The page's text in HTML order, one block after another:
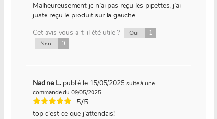
Malheureusement je n’ai pas reçu les pipettes, j’ai
juste reçu le produit sur la gauche
Cet avis vous a-t-il été utile ?
Oui 1
Non 0
Nadine L. publié le 15/05/2025 suite à une
commande du 09/05/2025
5/5
top c'est ce que j'attendais!